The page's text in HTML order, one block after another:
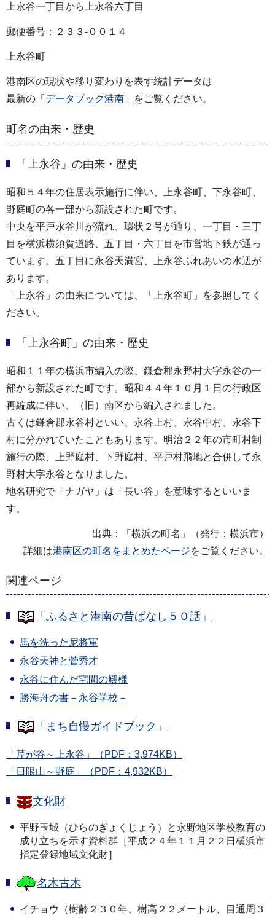
上永谷一丁目から上永谷六丁目
郵便番号：２３３‐００１４
上永谷町
港南区の現状や移り変わりを表す統計データは
最新の 「データブック港南」 をご覧ください。
町名の由来・歴史
「上永谷」の由来・歴史
昭和５４年の住居表示施行に伴い、上永谷町、下永谷町、
野庭町の各一部から新設された町です。
中央を平戸永谷川が流れ、環状２号が通り、一丁目・三丁
目を横浜横須賀道路、五丁目・六丁目を市営地下鉄が通っ
ています。五丁目に永谷天満宮、上永谷ふれあいの水辺が
あります。
「上永谷」の由来については、「上永谷町」を参照してく
ださい。
「上永谷町」の由来・歴史
昭和１１年の横浜市編入の際、鎌倉郡永野村大字永谷の一
部から新設された町です。昭和４４年１０月１日の行政区
再編成に伴い、（旧）南区から編入されました。
古くは鎌倉郡永谷村といい、永谷上村、永谷中村、永谷下
村に分かれていたこともあります。明治２２年の市町村制
施行の際、上野庭村、下野庭村、平戸村飛地と合併して永
野村大字永谷となりました。
地名研究で「ナガヤ」は「長い谷」を意味するといいま
す。
出典：「横浜の町名」（発行：横浜市）
詳細は港南区の町名をまとめたページをご覧ください。
関連ページ
「ふるさと港南の昔ばなし５０話」
馬を洗った尼将軍
永谷天神と菅秀才
永谷に住んだ宅間の殿様
勝海舟の書－永谷学校－
「まち自慢ガイドブック」
「芹が谷～上永谷」（PDF：3,974KB）
「日限山～野庭」（PDF：4,932KB）
文化財
平野玉城（ひらのぎょくじょう）と永野地区学校教育の
成り立ちを示す資料群［平成２４年１１月２２日横浜市
指定登録地域文化財］
名木古木
イチョウ（樹齢２３０年、樹高２２メートル、目通周３